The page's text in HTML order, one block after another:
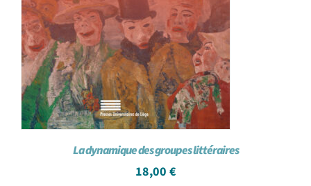
La dynamique des groupes littéraires
18,00 €